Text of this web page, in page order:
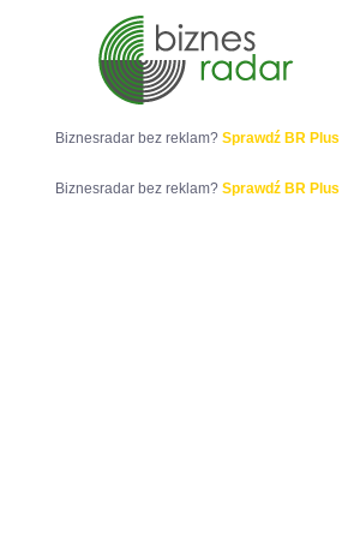
Biznesradar bez reklam? Sprawdź BR Plus
Biznesradar bez reklam? Sprawdź BR Plus